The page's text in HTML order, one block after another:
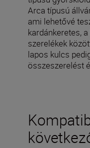
Arca típusú
ami lehetővé
kardánkeretes,
szerelékek
lapos kulcs
összeszerelést